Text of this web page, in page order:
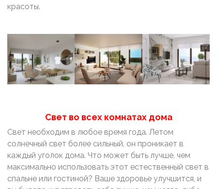
красоты.
Свет во всех комнатах дома
Свет необходим в любое время года. Летом
солнечный свет более сильный, он проникает в
каждый уголок дома. Что может быть лучше, чем
максимально использовать этот естественный свет в
спальне или гостиной? Ваше здоровье улучшится, и